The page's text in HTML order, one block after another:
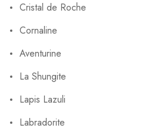
Cristal de Roche
Cornaline
Aventurine
La Shungite
Lapis Lazuli
Labradorite